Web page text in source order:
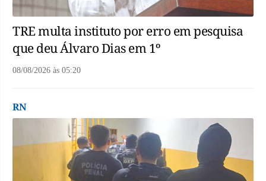
TRE multa instituto por erro em pesquisa
que deu Álvaro Dias em 1º
08/08/2026 às 05:20
RN